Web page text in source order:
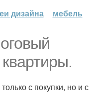
дизайна мебель
с покупки, но и с